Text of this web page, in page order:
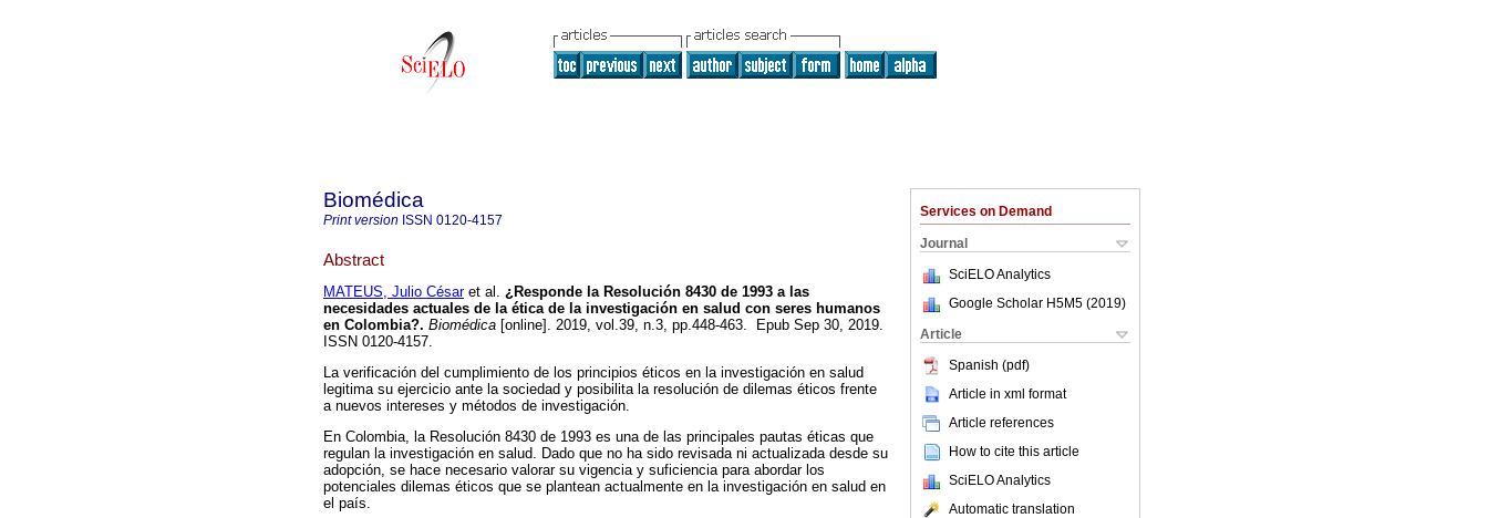
Services on Demand
Journal
SciELO Analytics
Google Scholar H5M5 (2019)
Article
Spanish (pdf)
Article in xml format
Article references
How to cite this article
SciELO Analytics
Automatic translation
Biomédica
Print version ISSN 0120-4157
Abstract
MATEUS, Julio Césaret al. ¿Responde la Resolución 8430 de 1993 a las
necesidades actuales de la ética de la investigación en salud con seres humanos
en Colombia?. Biomédica [online]. 2019, vol.39, n.3, pp.448-463. Epub Sep 30, 2019.
ISSN 0120-4157.
La verificación del cumplimiento de los principios éticos en la investigación en salud
legitima su ejercicio ante la sociedad y posibilita la resolución de dilemas éticos frente
a nuevos intereses y métodos de investigación.
En Colombia, la Resolución 8430 de 1993 es una de las principales pautas éticas que
regulan la investigación en salud. Dado que no ha sido revisada ni actualizada desde su
adopción, se hace necesario valorar su vigencia y suficiencia para abordar los
potenciales dilemas éticos que se plantean actualmente en la investigación en salud en
el país.